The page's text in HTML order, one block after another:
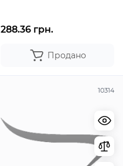
288.36 грн.
Продано
10314